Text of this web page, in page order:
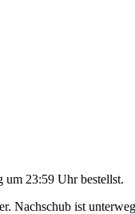
um 23:59 Uhrbestellst.
Nachschub ist